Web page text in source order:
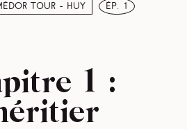
Tour - Huy ép. 1
1 :